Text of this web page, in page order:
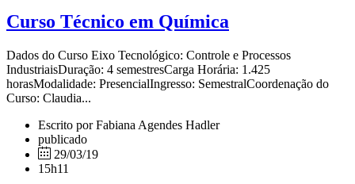
Curso Técnico em Química
Dados do Curso Eixo Tecnológico: Controle e Processos
IndustriaisDuração: 4 semestresCarga Horária: 1.425
horasModalidade: PresencialIngresso: SemestralCoordenação do
Curso: Claudia...
Escrito por Fabiana Agendes Hadler
publicado
29/03/19
15h11